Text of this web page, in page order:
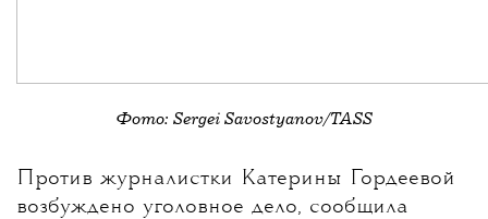
Фото: Sergei Savostyanov/TASS
Против журналистки Катерины Гордеевой
возбуждено уголовное дело, сообщила